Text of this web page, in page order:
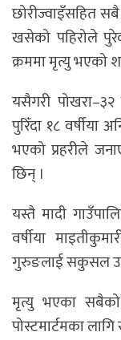
छोरीज्वाइँसहित
खसेको पहिरोले
क्रममा मृत्यु भएको
यसैगरी
पुरिँदा १८ वर्षीया
भएको प्रहरीले
छिन् ।
यस्तै मादी
वर्षीया
गुरुङलाई सकुसल
मृत्यु भएका सबैको
पोस्टमार्टमका